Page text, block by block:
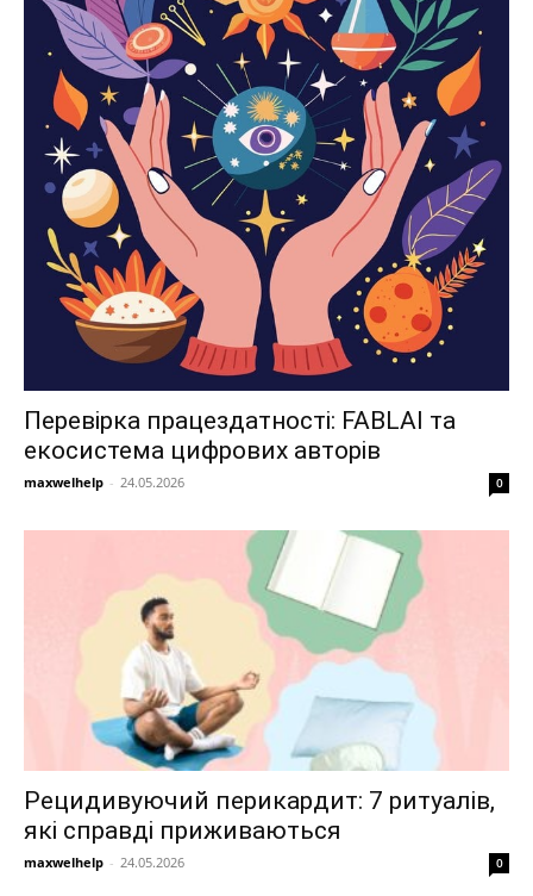
Перевірка працездатності: FABLAI та
екосистема цифрових авторів
maxwelhelp - 24.05.2026 0
Рецидивуючий перикардит: 7 ритуалів,
які справді приживаються
maxwelhelp - 24.05.2026 0